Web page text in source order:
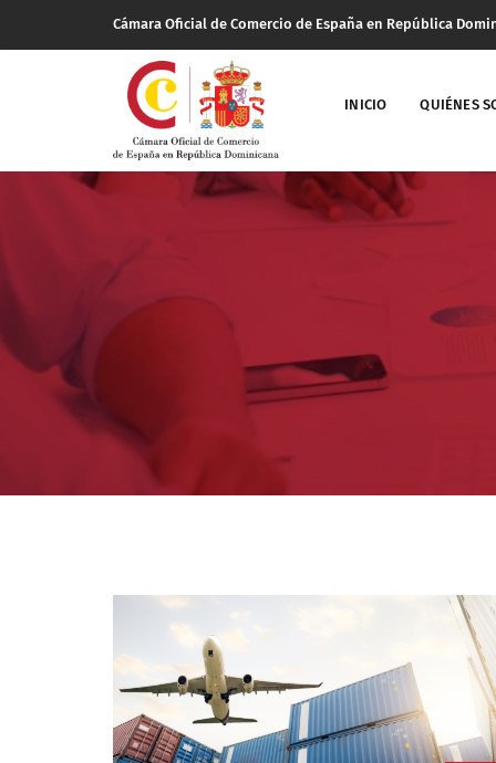
Cámara Oficial de Comercio de España en República
INICIO QUIÉNES